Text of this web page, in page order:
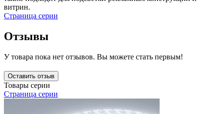
витрин.
Страница серии
Отзывы
У товара пока нет отзывов. Вы можете стать первым!
Оставить отзыв
Товары серии
Страница серии